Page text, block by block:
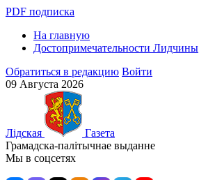
PDF подписка
На главную
Достопримечательности Лидчины
Обратиться в редакцию Войти
09 Августа 2026
Лiдская
Газета
Грамадска-палiтычнае выданне
Мы в соцсетях